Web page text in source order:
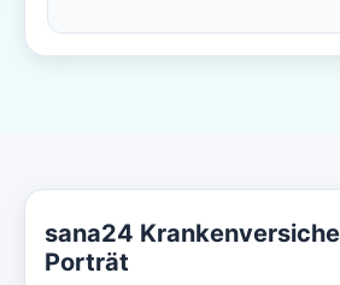
sana24
Porträt